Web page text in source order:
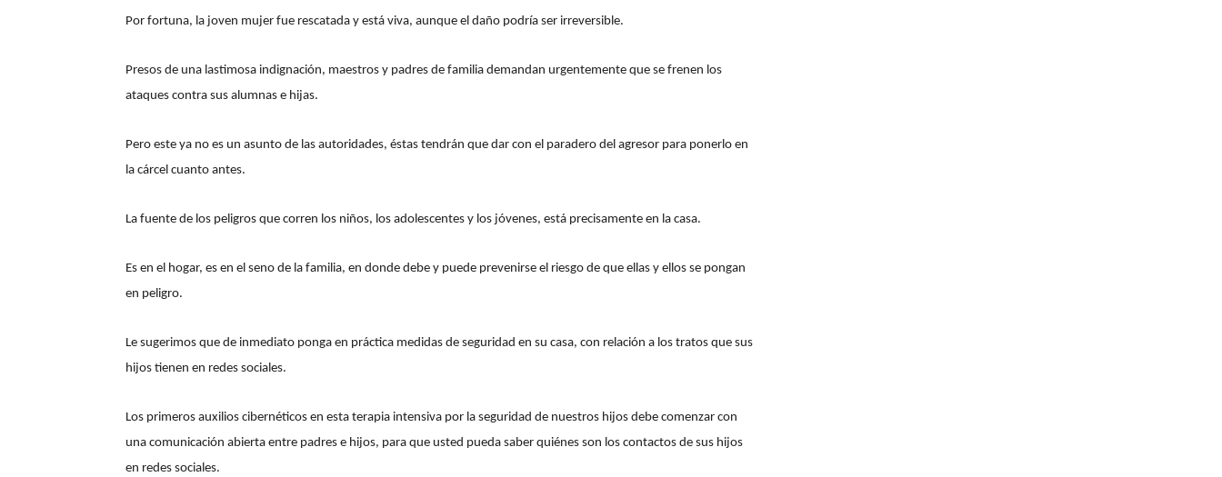
Por fortuna, la joven mujer fue rescatada y está viva, aunque el daño podría ser irreversible.
Presos de una lastimosa indignación, maestros y padres de familia demandan urgentemente que se frenen los
ataques contra sus alumnas e hijas.
Pero este ya no es un asunto de las autoridades, éstas tendrán que dar con el paradero del agresor para ponerlo en
la cárcel cuanto antes.
La fuente de los peligros que corren los niños, los adolescentes y los jóvenes, está precisamente en la casa.
Es en el hogar, es en el seno de la familia, en donde debe y puede prevenirse el riesgo de que ellas y ellos se pongan
en peligro.
Le sugerimos que de inmediato ponga en práctica medidas de seguridad en su casa, con relación a los tratos que sus
hijos tienen en redes sociales.
Los primeros auxilios cibernéticos en esta terapia intensiva por la seguridad de nuestros hijos debe comenzar con
una comunicación abierta entre padres e hijos, para que usted pueda saber quiénes son los contactos de sus hijos
en redes sociales.